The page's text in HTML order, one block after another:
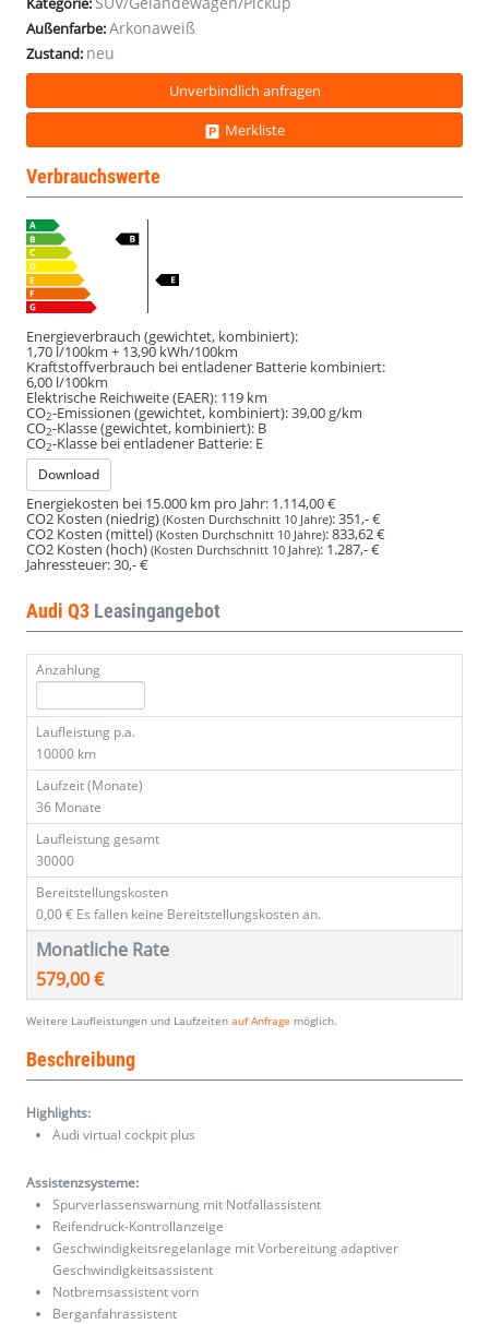
Außenfarbe:Arkonaweiß
Zustand: neu
Unverbindlich anfragen
Merkliste
Verbrauchswerte
Energieverbrauch (gewichtet, kombiniert):
1,70 l/100km + 13,90 kWh/100km
Kraftstoffverbrauch bei entladener Batterie kombiniert:
6,00 l/100km
Elektrische Reichweite (EAER): 119 km
CO2-Emissionen (gewichtet, kombiniert):39,00 g/km
CO2-Klasse (gewichtet, kombiniert): B
CO2-Klasse bei entladener Batterie: E
Download
Energiekosten bei 15.000 km pro Jahr: 1.114,00 €
CO2 Kosten (niedrig) (Kosten Durchschnitt 10 Jahre):351,- €
CO2 Kosten (mittel)(Kosten Durchschnitt 10 Jahre):833,62 €
CO2 Kosten (hoch) (Kosten Durchschnitt 10 Jahre): 1.287,- €
Jahressteuer:30,- €
Audi Q3 Leasingangebot
Anzahlung
Laufleistung p.a.
10000 km
Laufzeit (Monate)
36 Monate
Laufleistung gesamt
30000
Bereitstellungskosten
0,00 € Es fallen keine Bereitstellungskosten an.
Monatliche Rate
579,00 €
Weitere Laufleistungen und Laufzeiten auf Anfrage möglich.
Beschreibung
Highlights:
Audi virtual cockpit plus
Assistenzsysteme:
Spurverlassenswarnung mit Notfallassistent
Reifendruck-Kontrollanzeige
Geschwindigkeitsregelanlage mit Vorbereitung adaptiver
Geschwindigkeitsassistent
Notbremsassistent vorn
Berganfahrassistent